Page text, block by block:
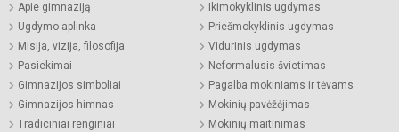
Apie gimnaziją
Ugdymo aplinka
Misija, vizija, filosofija
Pasiekimai
Gimnazijos simboliai
Gimnazijos himnas
Tradiciniai renginiai
Ikimokyklinis ugdymas
Priešmokyklinis ugdymas
Vidurinis ugdymas
Neformalusis švietimas
Pagalba mokiniams ir tėvams
Mokinių pavėžėjimas
Mokinių maitinimas